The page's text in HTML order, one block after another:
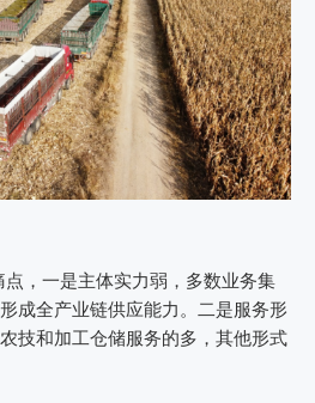
，一是主体实力弱，多数业务集
成全产业链供应能力。二是服务形
技和加工仓储服务的多，其他形式